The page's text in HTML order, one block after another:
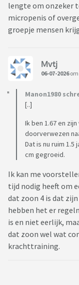
lengte om onzeker
micropenis of
groepje mensen
Mvtj
06-07-2026om
Manon1980
[..]
Ik ben 1.67 en
doorverwezen
Dat is nu ruim 1.5
cm gegroeid.
Ik kan me
tijd nodig heeft om
dat zoon 4 is dat
hebben het er
is en niet eerlijk,
dat zoon wel wat
krachttraining.